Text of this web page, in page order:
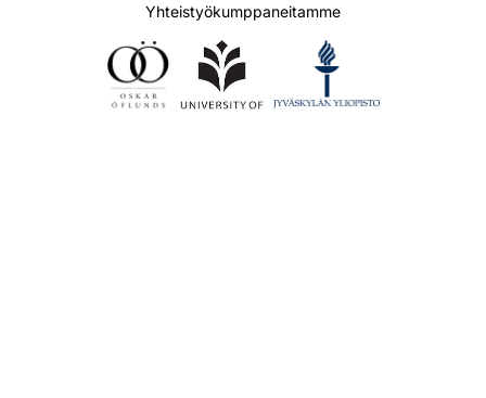
Yhteistyökumppaneitamme